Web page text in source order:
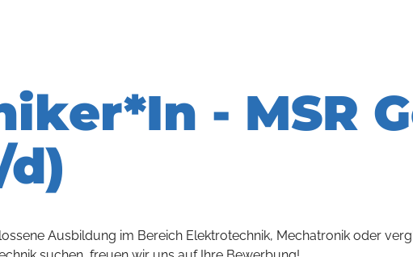
- MSR
Ausbildung im Bereich Elektrotechnik, Mechatronik oder